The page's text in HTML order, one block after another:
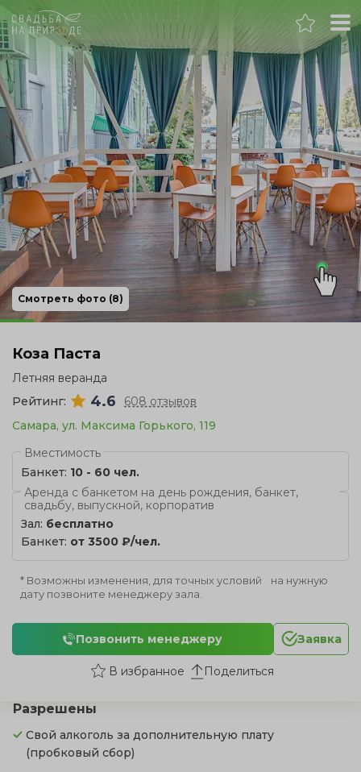
Самара
Банкет
Свадьба
День рождения
Выпускной
Корпоратив
Смотреть фото (8)
Разрешены
Свой алкоголь за дополнительную плату
(пробковый сбор)
Коза Паста
Летняя веранда
Рейтинг:
4.6
608 отзывов
Самара, ул. Максима Горького, 119
Вместимость
Банкет: 10 - 60 чел.
Аренда с банкетом на день рождения, банкет,
свадьбу, выпускной, корпоратив
Зал: бесплатно
Банкет: от 3500 ₽/чел.
* Возможны изменения, для точных условий на нужную
дату позвоните менеджеру зала.
Позвонить менеджеру Заявка
Поделиться